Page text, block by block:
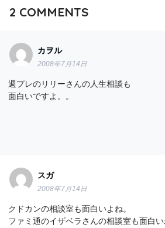
2 COMMENTS
カヲル
2008年7月14日
週プレのリリーさんの人生相談も
面白いですよ。。
スガ
2008年7月14日
クドカンの相談室も面白いよね。
ファミ通のイザベラさんの相談室も面白い